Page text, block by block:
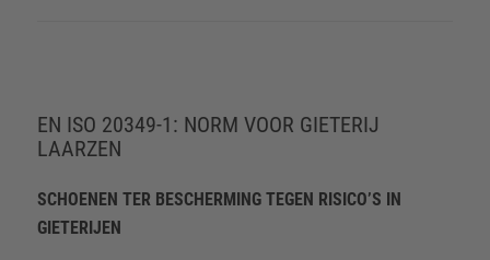
EN ISO 20349-1: NORM VOOR GIETERIJ
LAARZEN
SCHOENEN TER BESCHERMING TEGEN RISICO’S IN
GIETERIJEN